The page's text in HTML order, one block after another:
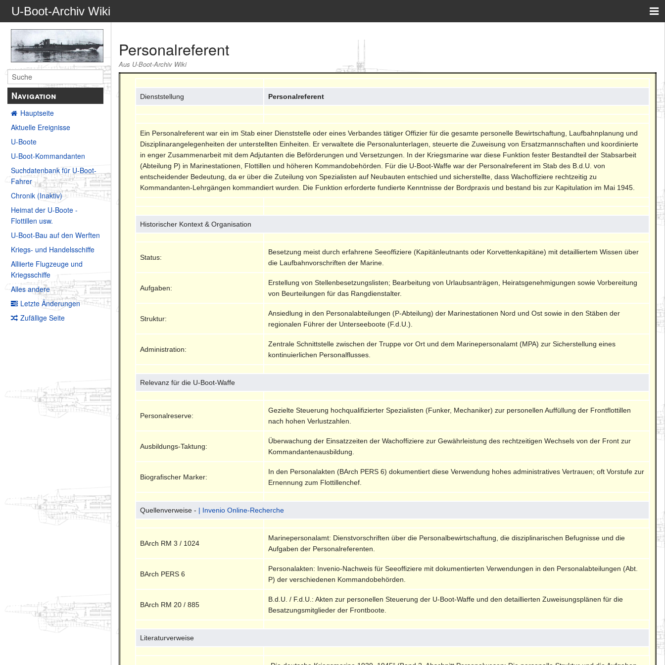
U-Boot-Archiv Wiki
Navigation
Hauptseite
Aktuelle Ereignisse
U-Boote
U-Boot-Kommandanten
Suchdatenbank für U-Boot-
Fahrer
Chronik (Inaktiv)
Heimat der U-Boote -
Flottillen usw.
U-Boot-Bau auf den Werften
Kriegs- und Handelsschiffe
Alliierte Flugzeuge und
Kriegsschiffe
Alles andere
Letzte Änderungen
Zufällige Seite
Personalreferent
Aus U-Boot-Archiv Wiki
Dienststellung Personalreferent
Ein Personalreferent war ein im Stab einer Dienststelle oder eines Verbandes tätiger Offizier für die gesamte personelle Bewirtschaftung, Laufbahnplanung und
Disziplinarangelegenheiten der unterstellten Einheiten. Er verwaltete die Personalunterlagen, steuerte die Zuweisung von Ersatzmannschaften und koordinierte
in enger Zusammenarbeit mit dem Adjutanten die Beförderungen und Versetzungen. In der Kriegsmarine war diese Funktion fester Bestandteil der Stabsarbeit
(Abteilung P) in Marinestationen, Flottillen und höheren Kommandobehörden. Für die U-Boot-Waffe war der Personalreferent im Stab des B.d.U. von
entscheidender Bedeutung, da er über die Zuteilung von Spezialisten auf Neubauten entschied und sicherstellte, dass Wachoffiziere rechtzeitig zu
Kommandanten-Lehrgängen kommandiert wurden. Die Funktion erforderte fundierte Kenntnisse der Bordpraxis und bestand bis zur Kapitulation im Mai 1945.
Historischer Kontext & Organisation
Status:
Besetzung meist durch erfahrene Seeoffiziere (Kapitänleutnants oder Korvettenkapitäne) mit detailliertem Wissen über
die Laufbahnvorschriften der Marine.
Aufgaben:
Erstellung von Stellenbesetzungslisten; Bearbeitung von Urlaubsanträgen, Heiratsgenehmigungen sowie Vorbereitung
von Beurteilungen für das Rangdienstalter.
Struktur:
Ansiedlung in den Personalabteilungen (P-Abteilung) der Marinestationen Nord und Ost sowie in den Stäben der
regionalen Führer der Unterseeboote (F.d.U.).
Administration:
Zentrale Schnittstelle zwischen der Truppe vor Ort und dem Marinepersonalamt (MPA) zur Sicherstellung eines
kontinuierlichen Personalflusses.
Relevanz für die U-Boot-Waffe
Personalreserve:
Gezielte Steuerung hochqualifizierter Spezialisten (Funker, Mechaniker) zur personellen Auffüllung der Frontflottillen
nach hohen Verlustzahlen.
Ausbildungs-Taktung:
Überwachung der Einsatzzeiten der Wachoffiziere zur Gewährleistung des rechtzeitigen Wechsels von der Front zur
Kommandantenausbildung.
Biografischer Marker:
In den Personalakten (BArch PERS 6) dokumentiert diese Verwendung hohes administratives Vertrauen; oft Vorstufe zur
Ernennung zum Flottillenchef.
Quellenverweise - | Invenio Online-Recherche
BArch RM 3 / 1024
Marinepersonalamt: Dienstvorschriften über die Personalbewirtschaftung, die disziplinarischen Befugnisse und die
Aufgaben der Personalreferenten.
BArch PERS 6
Personalakten: Invenio-Nachweis für Seeoffiziere mit dokumentierten Verwendungen in den Personalabteilungen (Abt.
P) der verschiedenen Kommandobehörden.
BArch RM 20 / 885
B.d.U. / F.d.U.: Akten zur personellen Steuerung der U-Boot-Waffe und den detaillierten Zuweisungsplänen für die
Besatzungsmitglieder der Frontboote.
Literaturverweise